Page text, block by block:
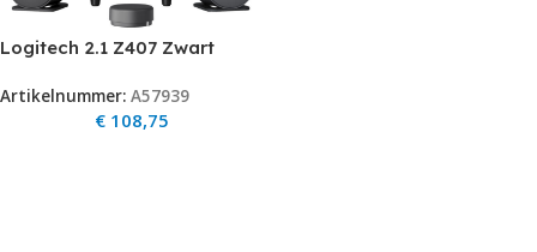
Logitech 2.1 Z407 Zwart
Artikelnummer: A57939
€108,75